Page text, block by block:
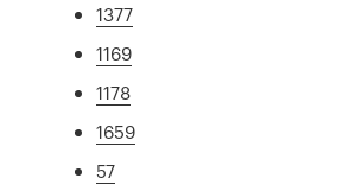
1377
1169
1178
1659
57